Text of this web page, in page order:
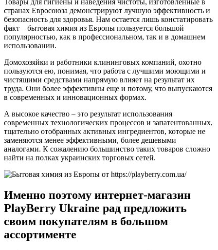
странах Евросоюза демонстрируют лучшую эффективность и
безопасность для здоровья. Нам остается лишь констатировать
факт – бытовая химия из Европы пользуется большой
популярностью, как в профессиональном, так и в домашнем
использовании.
Домохозяйки и работники клининговых компаний, охотно
пользуются ею, понимая, что работа с лучшими моющими и
чистящими средствами напрямую влияет на результат их
труда. Они более эффективны еще и потому, что выпускаются
в современных и инновационных формах.
А высокое качество – это результат использования
современных технологических процессов и запатентованных,
тщательно отобранных активных ингредиентов, которые не
заменяются менее эффективными, более дешевыми
аналогами. К сожалению большинство таких товаров сложно
найти на полках украинских торговых сетей.
Именно поэтому интернет-магазин
PlayBerry Ukraine рад предложить
своим покупателям в большом
ассортименте